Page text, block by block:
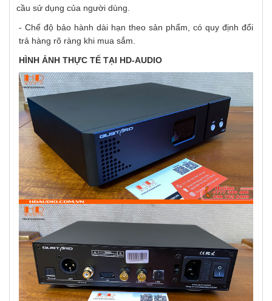
cầu sử dụng của người dùng.
- Chế độ bảo hành dài hạn theo sản phẩm, có quy định đổi
trả hàng rõ ràng khi mua sắm.
HÌNH ẢNH THỰC TẾ TẠI HD-AUDIO